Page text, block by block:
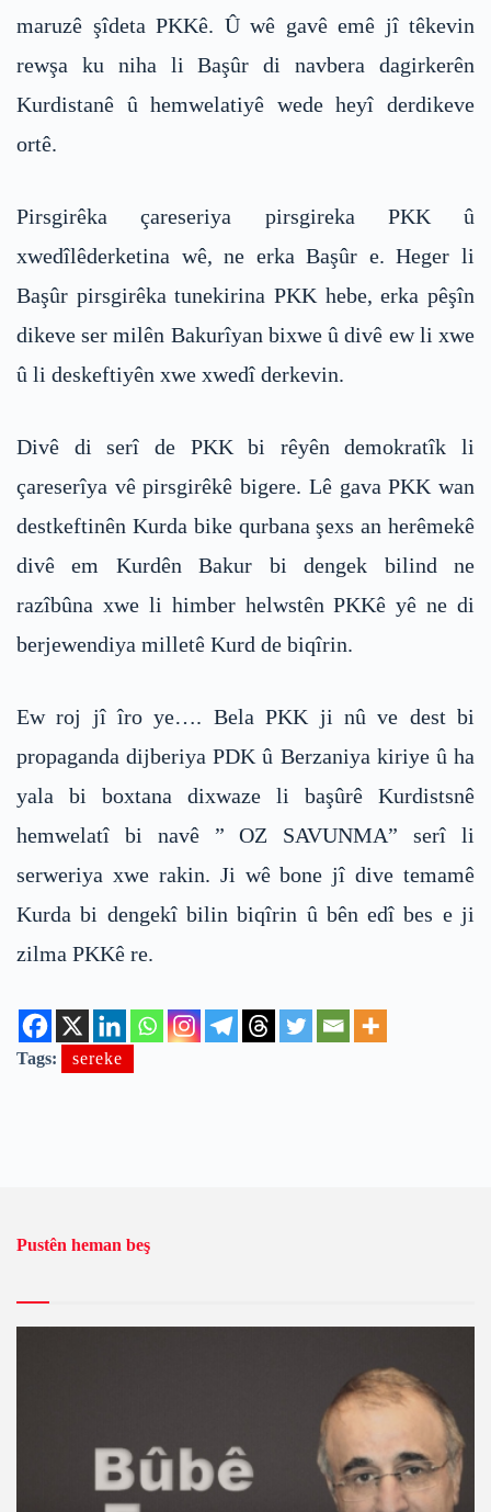
maruzê şîdeta PKKê. Û wê gavê emê jî têkevin
rewşa ku niha li Başûr di navbera dagirkerên
Kurdistanê û hemwelatiyê wede heyî derdikeve
ortê.
Pirsgirêka çareseriya pirsgireka PKK û
xwedîlêderketina wê, ne erka Başûr e. Heger li
Başûr pirsgirêka tunekirina PKK hebe, erka pêşîn
dikeve ser milên Bakurîyan bixwe û divê ew li xwe
û li deskeftiyên xwe xwedî derkevin.
Divê di serî de PKK bi rêyên demokratîk li
çareserîya vê pirsgirêkê bigere. Lê gava PKK wan
destkeftinên Kurda bike qurbana şexs an herêmekê
divê em Kurdên Bakur bi dengek bilind ne
razîbûna xwe li himber helwstên PKKê yê ne di
berjewendiya milletê Kurd de biqîrin.
Ew roj jî îro ye…. Bela PKK ji nû ve dest bi
propaganda dijberiya PDK û Berzaniya kiriye û ha
yala bi boxtana dixwaze li başûrê Kurdistsnê
hemwelatî bi navê ” OZ SAVUNMA” serî li
serweriya xwe rakin. Ji wê bone jî dive temamê
Kurda bi dengekî bilin biqîrin û bên edî bes e ji
zilma PKKê re.
Tags: sereke
Pustên heman beş